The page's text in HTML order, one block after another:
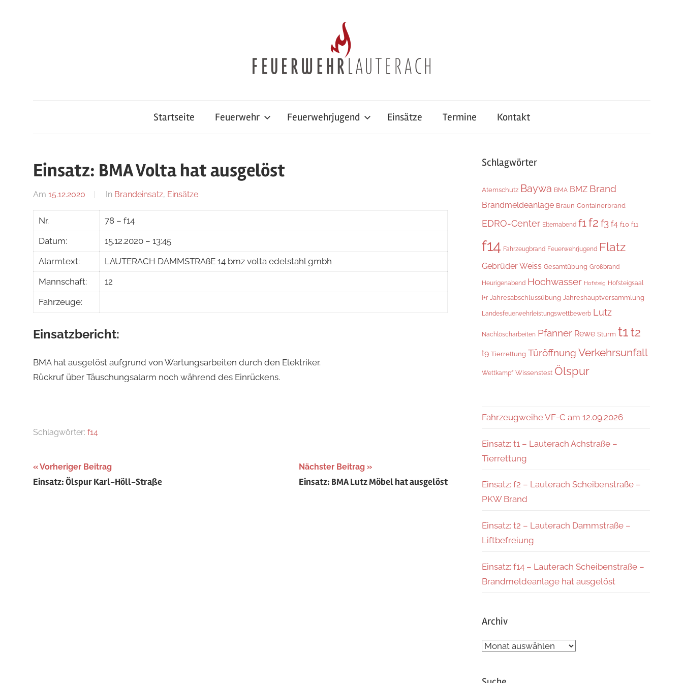
Startseite Feuerwehr Feuerwehrjugend Einsätze Termine Kontakt
Einsatz: BMA Volta hat ausgelöst
Am 15.12.2020
Von
In Brandeinsatz, Einsätze
Nr.
78 – f14
Datum:
15.12.2020 – 13:45
Alarmtext:
LAUTERACH DAMMSTRAßE 14 bmz volta edelstahl gmbh
Mannschaft:
12
Fahrzeuge:
Einsatzbericht:
BMA hat ausgelöst aufgrund von Wartungsarbeiten durch den Elektriker.
Rückruf über Täuschungsalarm noch während des Einrückens.
Schlagwörter: f14
Beitragsnavigation
Vorheriger Beitrag
Einsatz: Ölspur Karl-Höll-Straße
Nächster Beitrag
Einsatz: BMA Lutz Möbel hat ausgelöst
Schlagwörter
Atemschutz Baywa BMA BMZ Brand
Brandmeldeanlage Braun Containerbrand
EDRO-Center Elternabend f1f2 f3 f4 f10 f11
f14 Fahrzeugbrand Feuerwehrjugend Flatz
Gebrüder Weiss Gesamtübung Großbrand
Heurigenabend Hochwasser Hofsteig Hofsteigsaal
i+r Jahresabschlussübung Jahreshauptversammlung
Landesfeuerwehrleistungswettbewerb Lutz
Nachlöscharbeiten Pfanner Rewe Sturm t1t2
t9 Tierrettung Türöffnung Verkehrsunfall
Wettkampf Wissenstest Ölspur
Fahrzeugweihe VF-C am 12.09.2026
Einsatz: t1 – Lauterach Achstraße –
Tierrettung
Einsatz: f2 – Lauterach Scheibenstraße –
PKW Brand
Einsatz: t2 – Lauterach Dammstraße –
Liftbefreiung
Einsatz: f14 – Lauterach Scheibenstraße –
Brandmeldeanlage hat ausgelöst
Archiv
Archiv